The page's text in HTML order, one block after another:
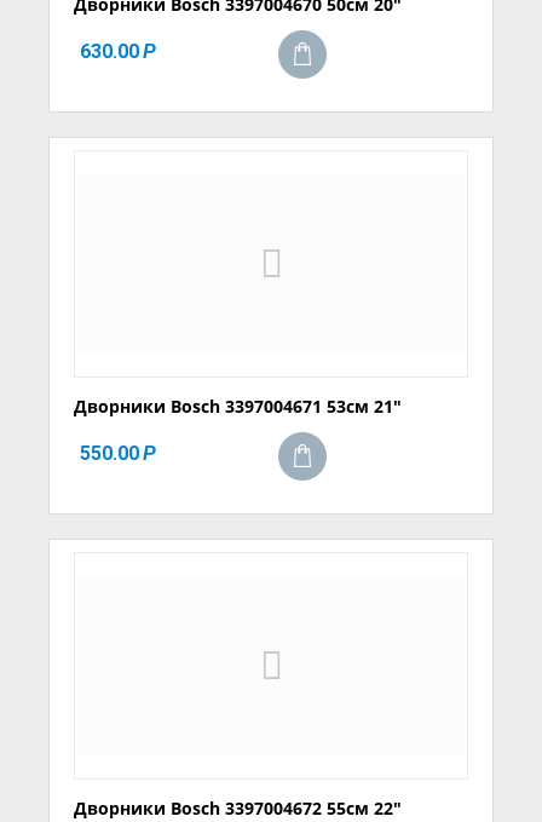
630.00Р
Дворники Bosch 3397004671 53см 21"
550.00Р
Дворники Bosch 3397004672 55см 22"